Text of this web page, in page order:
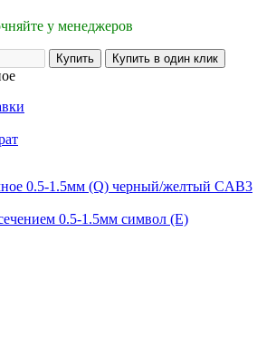
у менеджеров
0.5-1.5мм (Q) черный/желтый CAB3
0.5-1.5мм символ (E)